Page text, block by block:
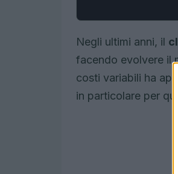
Negli ultimi anni, il
facendo evolvere il
costi variabili ha
in particolare per